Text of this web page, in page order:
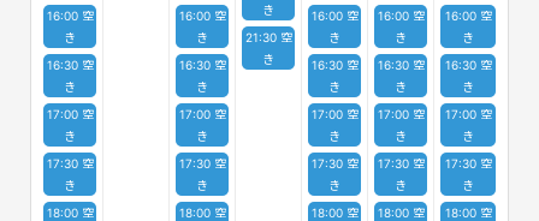
16:00 空
き
16:30 空
き
17:00 空
き
17:30 空
き
18:00 空
16:00 空
き
16:30 空
き
17:00 空
き
17:30 空
き
18:00 空
き
21:30 空
き
16:00 空
き
16:30 空
き
17:00 空
き
17:30 空
き
18:00 空
16:00 空
き
16:30 空
き
17:00 空
き
17:30 空
き
18:00 空
16:00 空
き
16:30 空
き
17:00 空
き
17:30 空
き
18:00 空